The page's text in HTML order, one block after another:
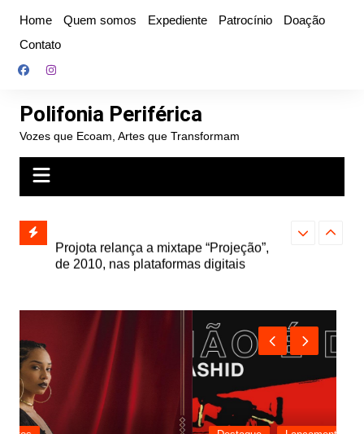
conteúdo
Home Quem somos Expediente Patrocínio
Doação
Contato
Polifonia Periférica
Vozes que Ecoam, Artes que Transformam
e abre
autoral,
de 2010, nas plataformas digitais
Farofa